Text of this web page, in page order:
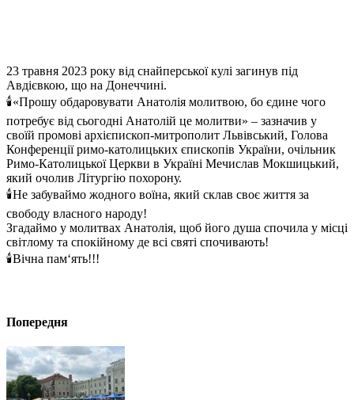
23 травня 2023 року від снайперської кулі загинув під
Авдієвкою, що на Донеччині.
🕯️«Прошу обдаровувати Анатолія молитвою, бо єдине чого
потребує від сьогодні Анатолій це молитви» – зазначив у
своїй промові архієпископ-митрополит Львівський, Голова
Конференції римо-католицьких єпископів України, очільник
Римо-Католицької Церкви в Україні Мечислав Мокшицький,
який очолив Літургію похорону.
🕯️Не забуваймо жодного воїна, який склав своє життя за
свободу власного народу!
Згадаймо у молитвах Анатолія, щоб його душа спочила у місці
світлому та спокійному де всі святі спочивають!
🕯️Вічна пам‘ять!!!
Попередня